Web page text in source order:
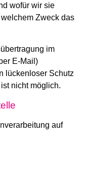
wofür wir sie
Zweck das
im
E-Mail)
lückenloser Schutz
nicht möglich.
auf